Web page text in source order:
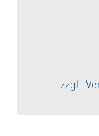
zzgl.